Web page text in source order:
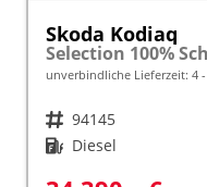
Skoda Kodiaq
unverbindliche Lieferzeit: 4
Fahrzeugnr. 94145
Kraftstoff Diesel